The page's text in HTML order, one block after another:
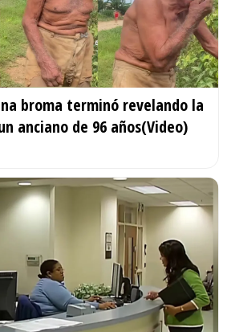
broma terminó revelando la
anciano de 96 años(Video)